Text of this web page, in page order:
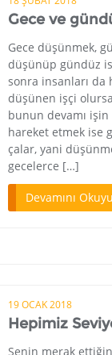
Gece ve
Gece düşünmek,
düşünüp gündüz
sonra insanları da
düşünen işçi
bunun devamı
hareket etmek ise
çalar, yani
gecelerce […]
Devamını
19 OCAK 2018
Hepimiz
Senin merak